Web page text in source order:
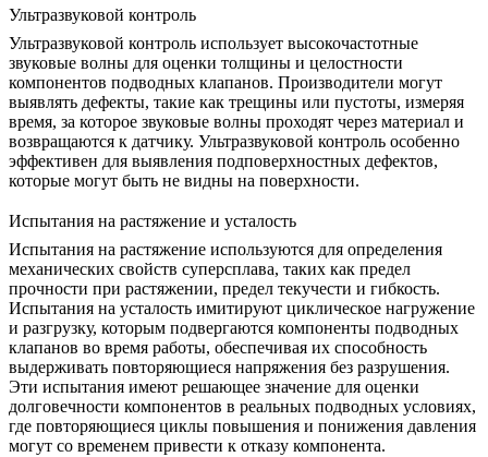
Ультразвуковой контроль
Ультразвуковой контроль использует высокочастотные
звуковые волны для оценки толщины и целостности
компонентов подводных клапанов. Производители могут
выявлять дефекты, такие как трещины или пустоты, измеряя
время, за которое звуковые волны проходят через материал и
возвращаются к датчику. Ультразвуковой контроль особенно
эффективен для выявления подповерхностных дефектов,
которые могут быть не видны на поверхности.
Испытания на растяжение и усталость
Испытания на растяжение используются для определения
механических свойств суперсплава, таких как предел
прочности при растяжении, предел текучести и гибкость.
Испытания на усталость имитируют циклическое нагружение
и разгрузку, которым подвергаются компоненты подводных
клапанов во время работы, обеспечивая их способность
выдерживать повторяющиеся напряжения без разрушения.
Эти испытания имеют решающее значение для оценки
долговечности компонентов в реальных подводных условиях,
где повторяющиеся циклы повышения и понижения давления
могут со временем привести к отказу компонента.